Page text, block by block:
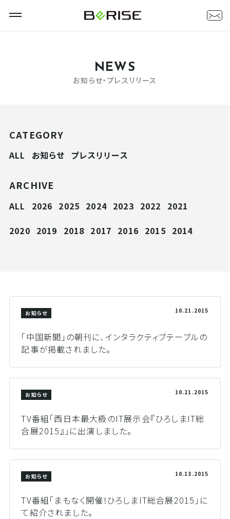
NEWS
お知らせ・プレスリリース
CATEGORY
ALL お知らせ プレスリリース
ARCHIVE
ALL 2026 2025 2024 2023 2022
2021
2020 2019 2018 2017 2016 2015 2014
お知らせ 10.21.2015
「中国新聞」の朝刊に、インタラクティブテーブルの
記事が掲載されました。
お知らせ 10.21.2015
TV番組「西日本最大級のIT展示会『ひろしまIT総
合展2015』」に出演しました。
お知らせ 10.13.2015
TV番組「まもなく開催!ひろしまIT総合展2015」に
て紹介されました。